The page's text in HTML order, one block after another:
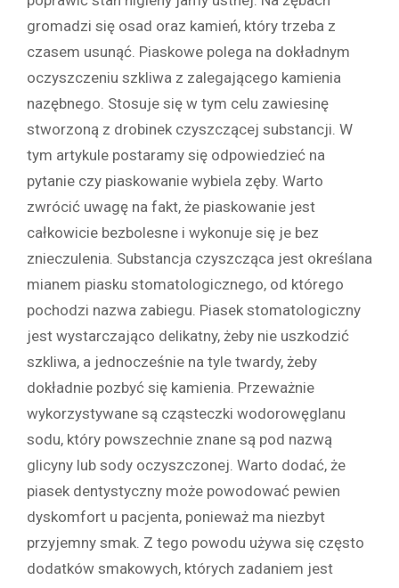
gromadzi się osad oraz kamień, który trzeba z
czasem usunąć. Piaskowe polega na dokładnym
oczyszczeniu szkliwa z zalegającego kamienia
nazębnego. Stosuje się w tym celu zawiesinę
stworzoną z drobinek czyszczącej substancji. W
tym artykule postaramy się odpowiedzieć na
pytanie czy piaskowanie wybiela zęby. Warto
zwrócić uwagę na fakt, że piaskowanie jest
całkowicie bezbolesne i wykonuje się je bez
znieczulenia. Substancja czyszcząca jest określana
mianem piasku stomatologicznego, od którego
pochodzi nazwa zabiegu. Piasek stomatologiczny
jest wystarczająco delikatny, żeby nie uszkodzić
szkliwa, a jednocześnie na tyle twardy, żeby
dokładnie pozbyć się kamienia. Przeważnie
wykorzystywane są cząsteczki wodorowęglanu
sodu, który powszechnie znane są pod nazwą
glicyny lub sody oczyszczonej. Warto dodać, że
piasek dentystyczny może powodować pewien
dyskomfort u pacjenta, ponieważ ma niezbyt
przyjemny smak. Z tego powodu używa się często
dodatków smakowych, których zadaniem jest